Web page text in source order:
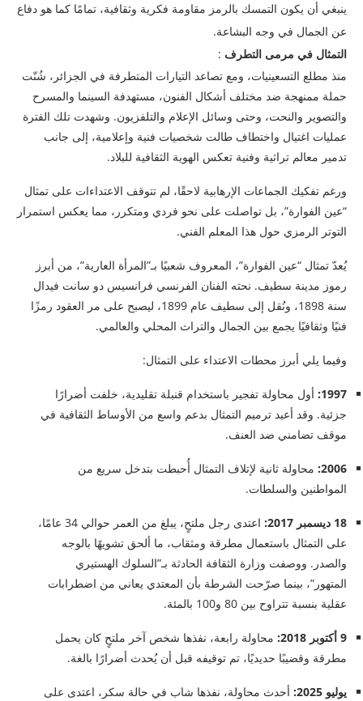
ينبغي أن يكون التمسك بالرمز مقاومة فكرية وثقافية، تمامًا كما هو دفاع
عن الجمال في وجه البشاعة.
التمثال في مرمى التطرف :
منذ مطلع التسعينيات، ومع تصاعد التيارات المتطرفة في الجزائر، شُنّت
حملة ممنهجة ضد مختلف أشكال الفنون، مستهدفة السينما والمسرح
والتصوير والنحت، وحتى وسائل الإعلام والتلفزيون. وشهدت تلك الفترة
عمليات اغتيال واختطاف طالت شخصيات فنية وإعلامية، إلى جانب
تدمير معالم تراثية وفنية تعكس الهوية الثقافية للبلاد.
ورغم تفكيك الجماعات الإرهابية لاحقًا، لم تتوقف الاعتداءات على تمثال
“عين الفوارة”، بل تواصلت على نحو فردي ومتكرر، مما يعكس استمرار
التوتر الرمزي حول هذا المعلم الفني.
يُعدّ تمثال “عين الفوارة”، المعروف شعبيًا بـ”المرأة العارية”، من أبرز
رموز مدينة سطيف. نحته الفنان الفرنسي فرانسيس دو سانت فيدال
سنة 1898، ونُقل إلى سطيف عام 1899، ليصبح على مر العقود رمزًا
فنيًا وثقافيًا يجمع بين الجمال والتراث المحلي والعالمي.
وفيما يلي أبرز محطات الاعتداء على التمثال:
1997: أول محاولة تفجير باستخدام قنبلة تقليدية، خلفت أضرارًا
جزئية. وقد أعيد ترميم التمثال بدعم واسع من الأوساط الثقافية في
موقف تضامني ضد العنف.
2006: محاولة ثانية لإتلاف التمثال أُحبطت بتدخل سريع من
المواطنين والسلطات.
18 ديسمبر 2017:
اعتدى رجل ملتحٍ، يبلغ من العمر حوالي 34 عامًا،
على التمثال باستعمال مطرقة ومثقاب، ما ألحق تشويهًا بالوجه
والصدر. ووصفت وزارة الثقافة الحادثة بـ”السلوك الهستيري
المتهور”، بينما صرّحت الشرطة بأن المعتدي يعاني من اضطرابات
عقلية بنسبة تتراوح بين 80 و100 بالمئة.
9 أكتوبر 2018:
محاولة رابعة، نفذها شخص آخر ملتحٍ كان يحمل
مطرقة وقضيبًا حديديًا، تم توقيفه قبل أن يُحدث أضرارًا بالغة.
يوليو 2025:
أحدث محاولة، نفذها شاب في حالة سكر، اعتدى على